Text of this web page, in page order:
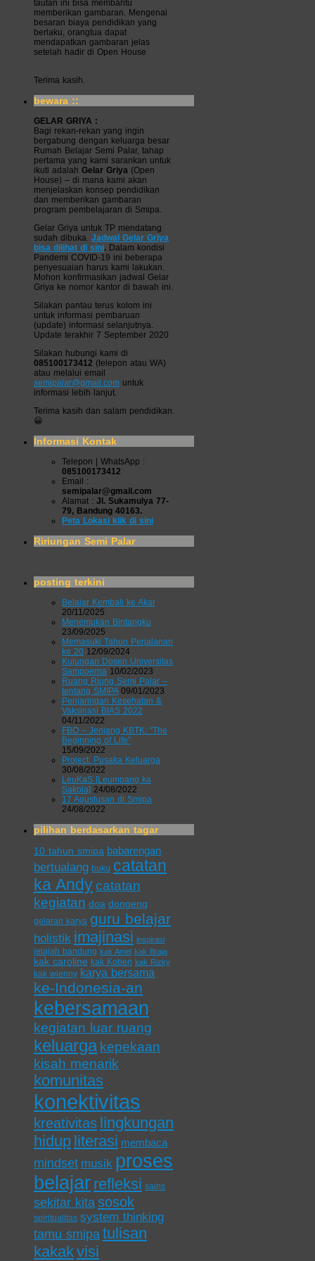
tautan ini bisa membantu
memberikan gambaran. Mengenai
besaran biaya pendidikan yang
berlaku, orangtua dapat
mendapatkan gambaran jelas
setelah hadir di Open House
Terima kasih.
bewara ::
GELAR GRIYA :
Bagi rekan-rekan yang ingin
bergabung dengan keluarga besar
Rumah Belajar Semi Palar, tahap
pertama yang kami sarankan untuk
ikuti adalah Gelar Griya (Open
House) – di mana kami akan
menjelaskan konsep pendidikan
dan memberikan gambaran
program pembelajaran di Smipa.
Gelar Griya untuk TP mendatang
sudah dibuka. Jadwal Gelar Griya
bisa dilihat di sini. Dalam kondisi
Pandemi COVID-19 ini beberapa
penyesuaian harus kami lakukan.
Mohon konfirmasikan jadwal Gelar
Griya ke nomor kantor di bawah ini.
Silakan pantau terus kolom ini
untuk informasi pembaruan
(update) informasi selanjutnya.
Update terakhir 7 September 2020
Silakan hubungi kami di
085100173412 (telepon atau WA)
atau melalui email
semipalar@gmail.com untuk
informasi lebih lanjut.
Terima kasih dan salam pendidikan.
😀
Informasi Kontak
Telepon | WhatsApp :
085100173412
Email :
semipalar@gmail.com
Alamat : Jl. Sukamulya 77-
79, Bandung 40163.
Peta Lokasi klik di sini
Ririungan Semi Palar
posting terkini
Belajar Kembali ke Akar
20/11/2025
Menemukan Bintangku
23/09/2025
Memasuki Tahun Perjalanan
ke 20 12/09/2024
Kujungan Dosen Universitas
Sampoerna 10/02/2023
Ruang Riung Semi Palar –
tentang SMIPA 09/01/2023
Penjaringan Kesehatan &
Vaksinasi BIAS 2022
04/11/2022
FBO – Jenjang KBTK: “The
Beginning of Life”
15/09/2022
Project: Pusaka Keluarga
30/08/2022
LeuKaS [Leumpang ka
Sakola] 24/08/2022
17 Agustusan di Smipa
24/08/2022
pilihan berdasarkan tagar
10 tahun smipa babarengan
bertualang buku catatan
ka Andy catatan
kegiatan doa dongeng
gelaran karya guru belajar
holistik imajinasi inspirasi
jelajah bandung kak Amel kak Braja
kak caroline kak Koben kak Rizky
kak wienny karya bersama
ke-Indonesia-an
kebersamaan
kegiatan luar ruang
keluarga kepekaan
kisah menarik
komunitas
konektivitas
kreativitas lingkungan
hidup literasi membaca
mindset musik proses
belajar refleksi sains
sekitar kita sosok
spiritualitas system thinking
tamu smipa tulisan
kakakvisi